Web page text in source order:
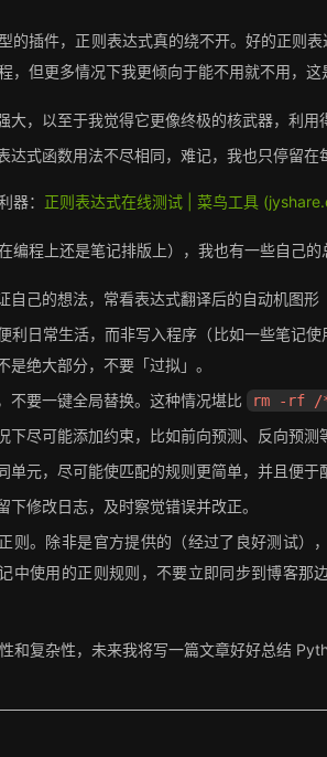
的插件，正则表达式真的绕不开。好的正则
，但更多情况下我更倾向于能不用就不用，这
大，以至于我觉得它更像终极的核武器，利用
达式函数用法不尽相同，难记，我也只停留在
器： 正则表达式在线测试 | 菜鸟工具
编程上还是笔记排版上），我也有一些自己的
自己的想法，常看表达式翻译后的自动机图形
利日常生活，而非写入程序（比如一些笔记
是绝大部分，不要「过拟」。
不要一键全局替换。这种情况堪比
rm -rf /
下尽可能添加约束，比如前向预测、反向预测
单元，尽可能使匹配的规则更简单，并且便于
下修改日志，及时察觉错误并改正。
则。除非是官方提供的（经过了良好测试）
中使用的正则规则，不要立即同步到博客
和复杂性，未来我将写一篇文章好好总结